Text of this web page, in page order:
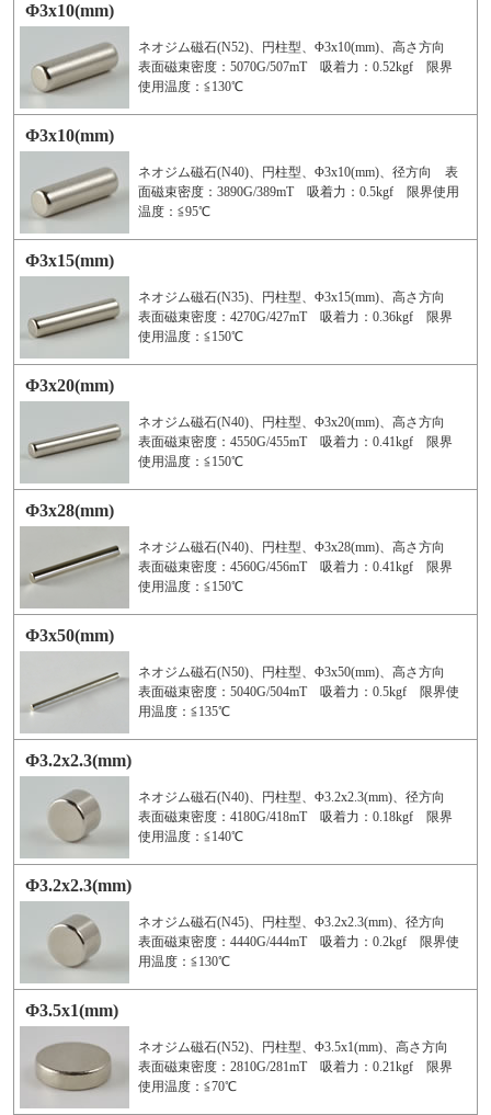
Φ3x10(mm)
ネオジム磁石(N52)、円柱型、Φ3x10(mm)、高さ方向
表面磁束密度：5070G/507mT 吸着力：0.52kgf 限界
使用温度：≦130℃
Φ3x10(mm)
ネオジム磁石(N40)、円柱型、Φ3x10(mm)、径方向 表
面磁束密度：3890G/389mT 吸着力：0.5kgf 限界使用
温度：≦95℃
Φ3x15(mm)
ネオジム磁石(N35)、円柱型、Φ3x15(mm)、高さ方向
表面磁束密度：4270G/427mT 吸着力：0.36kgf 限界
使用温度：≦150℃
Φ3x20(mm)
ネオジム磁石(N40)、円柱型、Φ3x20(mm)、高さ方向
表面磁束密度：4550G/455mT 吸着力：0.41kgf 限界
使用温度：≦150℃
Φ3x28(mm)
ネオジム磁石(N40)、円柱型、Φ3x28(mm)、高さ方向
表面磁束密度：4560G/456mT 吸着力：0.41kgf 限界
使用温度：≦150℃
Φ3x50(mm)
ネオジム磁石(N50)、円柱型、Φ3x50(mm)、高さ方向
表面磁束密度：5040G/504mT 吸着力：0.5kgf 限界使
用温度：≦135℃
Φ3.2x2.3(mm)
ネオジム磁石(N40)、円柱型、Φ3.2x2.3(mm)、径方向
表面磁束密度：4180G/418mT 吸着力：0.18kgf 限界
使用温度：≦140℃
Φ3.2x2.3(mm)
ネオジム磁石(N45)、円柱型、Φ3.2x2.3(mm)、径方向
表面磁束密度：4440G/444mT 吸着力：0.2kgf 限界使
用温度：≦130℃
Φ3.5x1(mm)
ネオジム磁石(N52)、円柱型、Φ3.5x1(mm)、高さ方向
表面磁束密度：2810G/281mT 吸着力：0.21kgf 限界
使用温度：≦70℃